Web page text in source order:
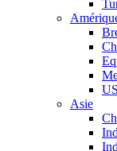
Asie